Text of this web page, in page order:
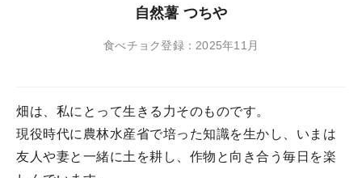
自然薯 つちや
食べチョク登録：2025年11月
畑は、私にとって生きる力そのものです。
現役時代に農林水産省で培った知識を生かし、いまは
友人や妻と一緒に土を耕し、作物と向き合う毎日を楽